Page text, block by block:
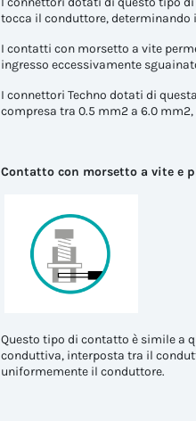
tocca il conduttore, determinando
I contatti con morsetto a vite
ingresso eccessivamente
I connettori Techno dotati di
compresa tra 0.5 mm2 a 6.0
Contatto con morsetto a vite e
Questo tipo di contatto è simile a
conduttiva, interposta tra il
uniformemente il conduttore.